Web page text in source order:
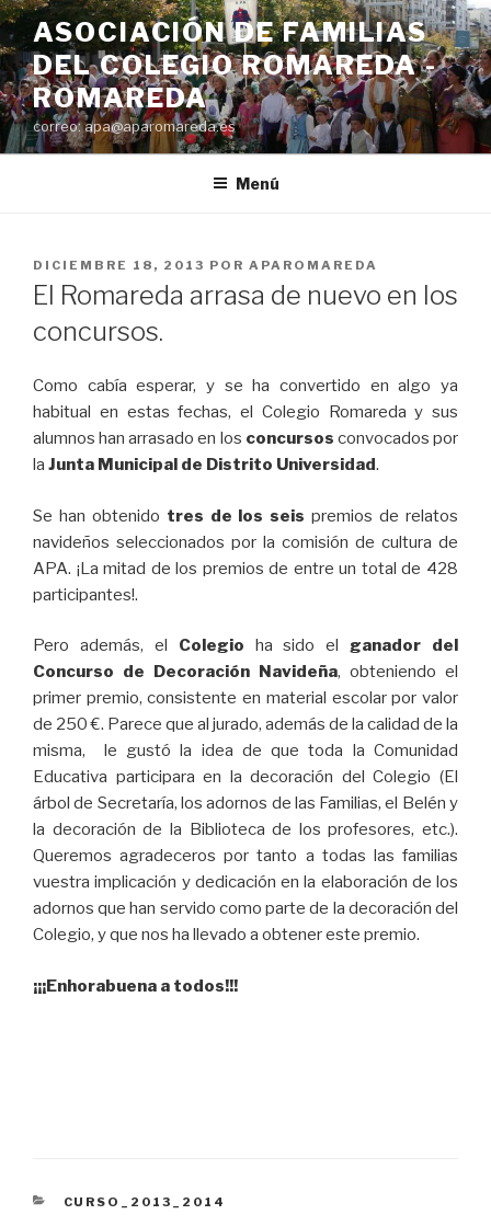
Saltar
al
contenido
ASOCIACIÓN DE FAMILIAS
DEL COLEGIO ROMAREDA -
ROMAREDA
correo: apa@aparomareda.es
Menú
PUBLICADO
EL
DICIEMBRE 18, 2013 POR APAROMAREDA
El Romareda arrasa de nuevo en los
concursos.
Como cabía esperar, y se ha convertido en algo ya
habitual en estas fechas, el Colegio Romareda y sus
alumnos han arrasado en los concursos convocados por
la Junta Municipal de Distrito Universidad.
Se han obtenido tres de los seis premios de relatos
navideños seleccionados por la comisión de cultura de
APA. ¡La mitad de los premios de entre un total de 428
participantes!.
Pero además, el Colegio ha sido elganador del
Concurso de Decoración Navideña, obteniendo el
primer premio, consistente en material escolar por valor
de 250 €. Parece que al jurado, además de la calidad de la
misma, le gustó la idea de que toda la Comunidad
Educativa participara en la decoración del Colegio (El
árbol de Secretaría, los adornos de las Familias, el Belén y
la decoración de la Biblioteca de los profesores, etc.).
Queremos agradeceros por tanto a todas las familias
vuestra implicación y dedicación en la elaboración de los
adornos que han servido como parte de la decoración del
Colegio, y que nos ha llevado a obtener este premio.
¡¡¡Enhorabuena a todos!!!
CATEGORÍAS
CURSO_2013_2014